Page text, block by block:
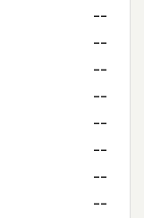
--
--
--
--
--
--
--
--